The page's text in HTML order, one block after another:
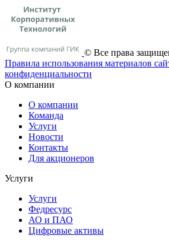
© Все права
Правила использования материалов
конфиденциальности
О компании
О компании
Команда
Услуги
Новости
Контакты
Для акционеров
Услуги
Услуги
Федресурс
АО и ПАО
Цифровые активы